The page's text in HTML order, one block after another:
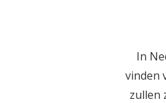
In
vinden
zullen